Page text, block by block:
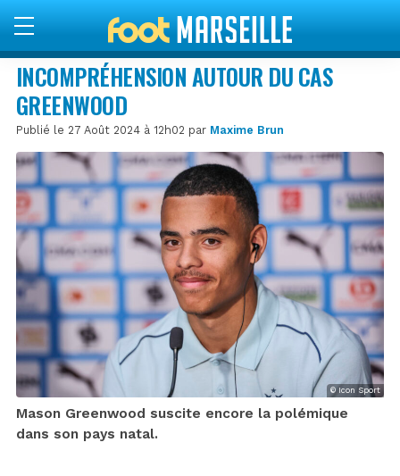
INCOMPRÉHENSION AUTOUR DU CAS
GREENWOOD
Publié le 27 Août 2024 à 12h02 par Maxime Brun
© Icon Sport
Mason Greenwood suscite encore la polémique
dans son pays natal.